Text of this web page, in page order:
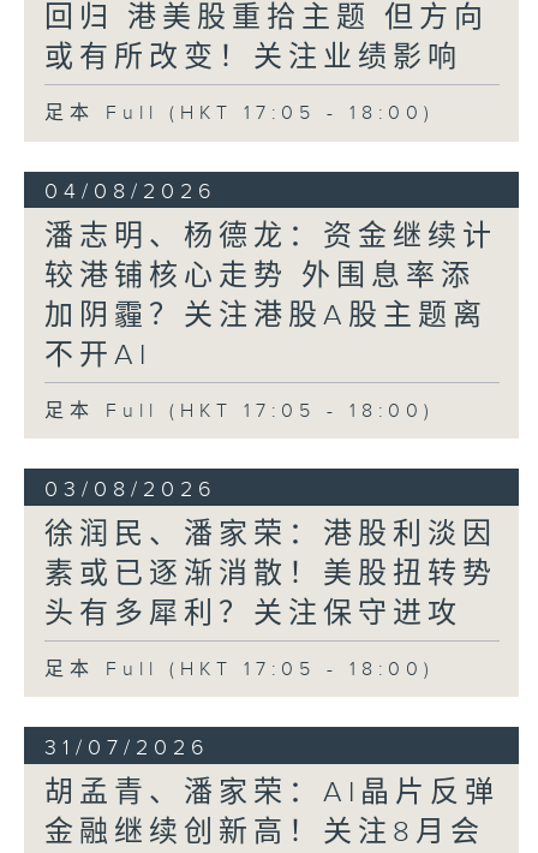
回归 港美股重拾主题 但方向
或有所改变！关注业绩影响
足本 Full (HKT 17:05 - 18:00)
04/08/2026
潘志明、杨德龙：资金继续计
较港铺核心走势 外围息率添
加阴霾？关注港股A股主题离
不开AI
足本 Full (HKT 17:05 - 18:00)
03/08/2026
徐润民、潘家荣：港股利淡因
素或已逐渐消散！美股扭转势
头有多犀利？关注保守进攻
足本 Full (HKT 17:05 - 18:00)
31/07/2026
胡孟青、潘家荣：AI晶片反弹
金融继续创新高！关注8月会